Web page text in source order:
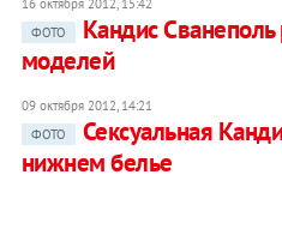
ФОТО
Кандис
моделей
09 октября 2012, 14:21
ФОТО
Сексуальная
нижнем белье